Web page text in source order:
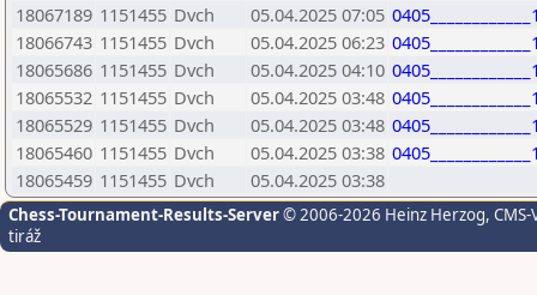
18067189 1151455 Dvch 05.04.2025 07:05
18066743 1151455 Dvch 05.04.2025 06:23
18065686 1151455 Dvch 05.04.2025 04:10
18065532 1151455 Dvch 05.04.2025 03:48
18065529 1151455 Dvch 05.04.2025 03:48
18065460 1151455 Dvch 05.04.2025 03:38
18065459 1151455 Dvch 05.04.2025 03:38
Chess-Tournament-Results-Server© 2006-2026 Heinz Herzog,
tiráž